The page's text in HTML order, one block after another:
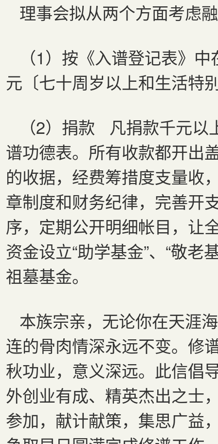
理事会拟从两个方面考虑
（1）按《入谱登记表》
元〔七十周岁以上和生活特
（2）捐款 凡捐款千元
谱功德表。所有收款都开出
的收据，经费筹措度支量收
章制度和财务纪律，完善开
序，定期公开明细帐目，让
资金设立“助学基金”、“敬老
祖墓基金。
本族宗亲，无论你在天涯
连的骨肉情深永远不变。修
秋功业，意义深远。此信倡
外创业有成、精英杰出之士
参加，献计献策，集思广益